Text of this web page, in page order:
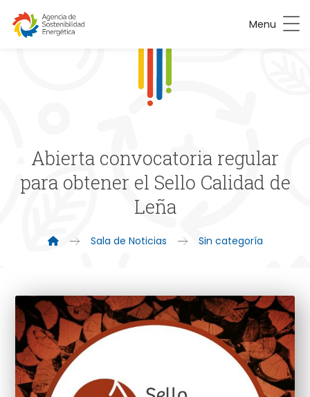
Menu
Abierta convocatoria regular
para obtener el Sello Calidad de
Leña
Sala de Noticias Sin categoría